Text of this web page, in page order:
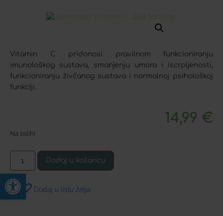
Open toolbar
Vitamin C pridonosi pravilnom funkcioniranju
imunološkog sustava, smanjenju umora i iscrpljenosti,
funkcioniranju živčanog sustava i normalnoj psihološkoj
funkciji.
14,99 €
Na zalihi
Dodaj u košaricu
Dodaj u listu želja